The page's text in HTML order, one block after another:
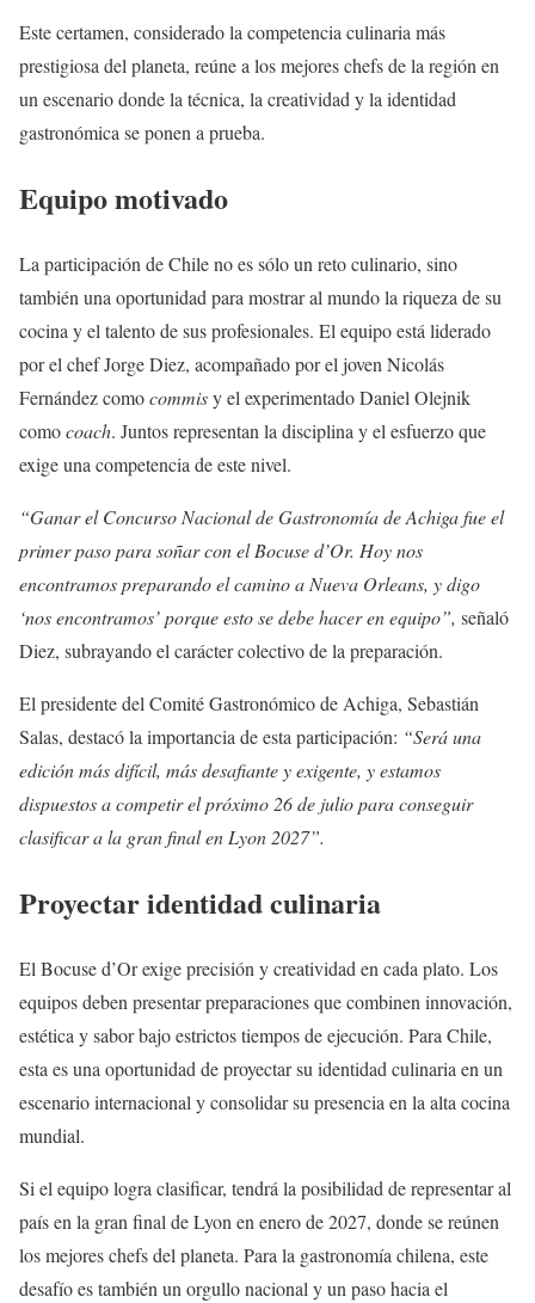
Este certamen, considerado la competencia culinaria más
prestigiosa del planeta, reúne a los mejores chefs de la región en
un escenario donde la técnica, la creatividad y la identidad
gastronómica se ponen a prueba.
Equipo motivado
La participación de Chile no es sólo un reto culinario, sino
también una oportunidad para mostrar al mundo la riqueza de su
cocina y el talento de sus profesionales. El equipo está liderado
por el chef Jorge Diez, acompañado por el joven Nicolás
Fernández comocommisy el experimentado Daniel Olejnik
comocoach. Juntos representan la disciplina y el esfuerzo que
exige una competencia de este nivel.
“Ganar el Concurso Nacional de Gastronomía de Achiga fue el
primer paso para soñar con el Bocuse d’Or. Hoy nos
encontramos preparando el camino a Nueva Orleans, y digo
‘nos encontramos’ porque esto se debe hacer en equipo”, señaló
Diez, subrayando el carácter colectivo de la preparación.
El presidente del Comité Gastronómico de Achiga, Sebastián
Salas, destacó la importancia de esta participación: “Será una
edición más difícil, más desafiante y exigente, y estamos
dispuestos a competir el próximo 26 de julio para conseguir
clasificar a la gran final en Lyon 2027”.
Proyectar identidad culinaria
El Bocuse d’Or exige precisión y creatividad en cada plato. Los
equipos deben presentar preparaciones que combinen innovación,
estética y sabor bajo estrictos tiempos de ejecución. Para Chile,
esta es una oportunidad de proyectar su identidad culinaria en un
escenario internacional y consolidar su presencia en la alta cocina
mundial.
Si el equipo logra clasificar, tendrá la posibilidad de representar al
país en la gran final de Lyon en enero de 2027, donde se reúnen
los mejores chefs del planeta. Para la gastronomía chilena, este
desafío es también un orgullo nacional y un paso hacia el